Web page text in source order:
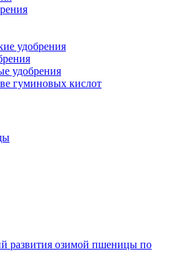
удобрения
удобрения
гуминовых кислот
развития озимой пшеницы по